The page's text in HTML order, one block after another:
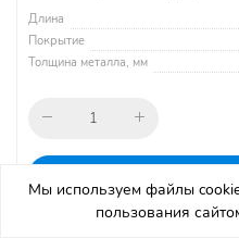
Длина
Покрытие
Толщина металла, мм
Мы используем файлы
пользования